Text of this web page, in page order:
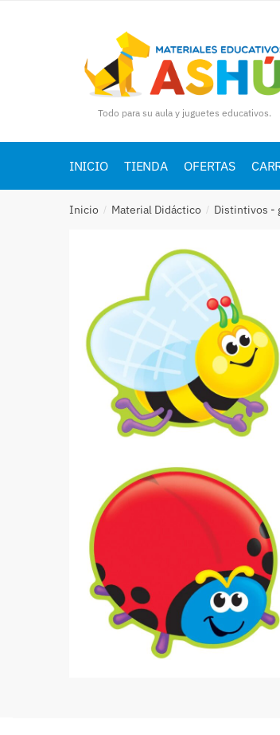
Todo para su aula y juguetes educativos.
INICIO TIENDA OFERTAS
Inicio / Material Didáctico / Distintivos -